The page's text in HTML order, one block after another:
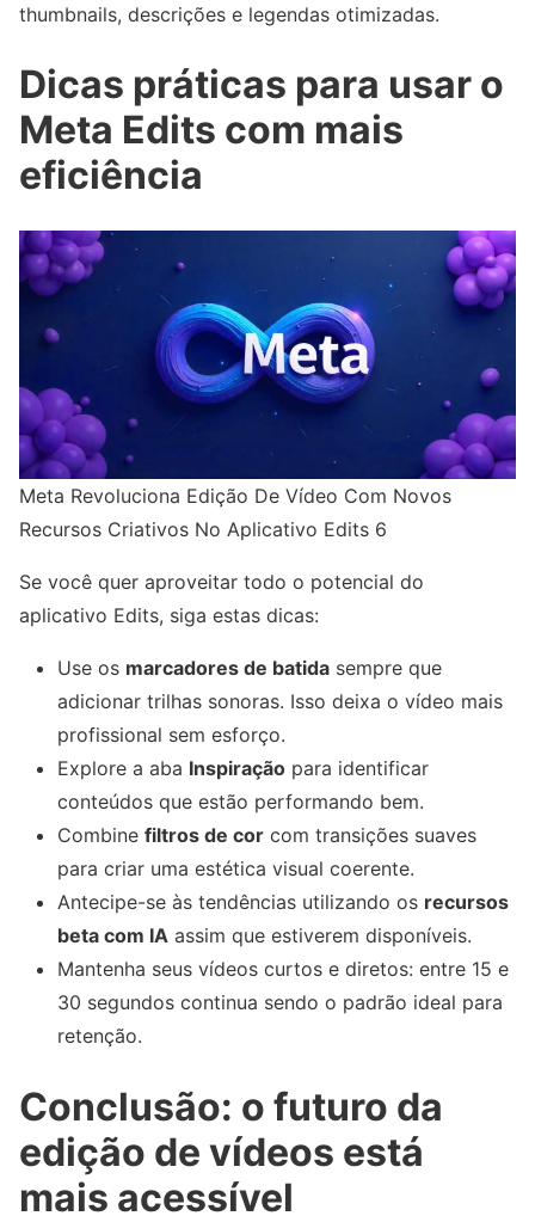
thumbnails, descrições e legendas otimizadas.
Dicas práticas para usar o
Meta Edits com mais
eficiência
Meta Revoluciona Edição De Vídeo Com Novos
Recursos Criativos No Aplicativo Edits 6
Se você quer aproveitar todo o potencial do
aplicativo Edits, siga estas dicas:
Use os marcadores de batida sempre que
adicionar trilhas sonoras. Isso deixa o vídeo mais
profissional sem esforço.
Explore a aba Inspiração para identificar
conteúdos que estão performando bem.
Combine filtros de cor com transições suaves
para criar uma estética visual coerente.
Antecipe-se às tendências utilizando os recursos
beta com IA assim que estiverem disponíveis.
Mantenha seus vídeos curtos e diretos: entre 15 e
30 segundos continua sendo o padrão ideal para
retenção.
Conclusão: o futuro da
edição de vídeos está
mais acessível